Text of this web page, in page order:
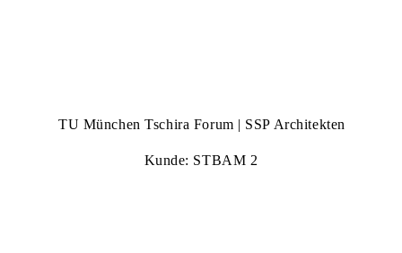
TU München Tschira Forum | SSP Architekten
Kunde: STBAM 2